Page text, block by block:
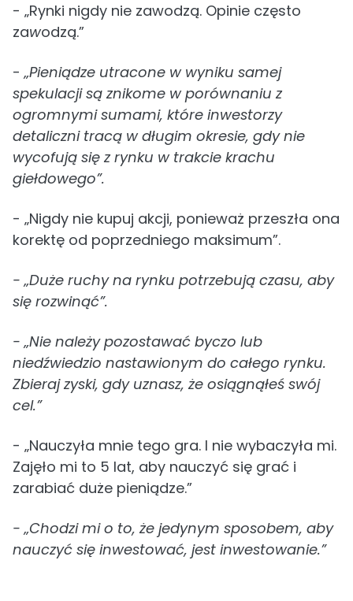
- „Rynki nigdy nie zawodzą. Opinie często
zawodzą.”
-„Pieniądze utracone w wyniku samej
spekulacji są znikome w porównaniu z
ogromnymi sumami, które inwestorzy
detaliczni tracą w długim okresie, gdy nie
wycofują się z rynku w trakcie krachu
giełdowego”.
- „Nigdy nie kupuj akcji, ponieważ przeszła ona
korektę od poprzedniego maksimum”.
- „Duże ruchy na rynku potrzebują czasu, aby
się rozwinąć”.
- „Nie należy pozostawać byczo lub
niedźwiedzio nastawionym do całego rynku.
Zbieraj zyski, gdy uznasz, że osiągnąłeś swój
cel.”
- „Nauczyła mnie tego gra. I nie wybaczyła mi.
Zajęło mi to 5 lat, aby nauczyć się grać i
zarabiać duże pieniądze.”
- „Chodzi mi o to, że jedynym sposobem, aby
nauczyć się inwestować, jest inwestowanie.”